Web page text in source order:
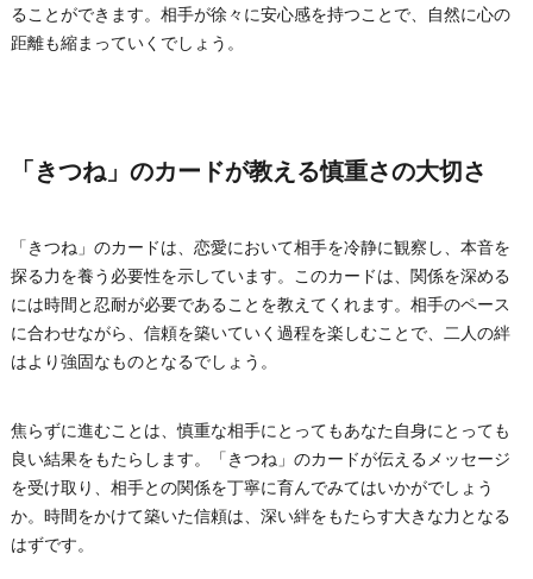
ることができます。相手が徐々に安心感を持つことで、自然に心の
距離も縮まっていくでしょう。
「きつね」のカードが教える慎重さの大切さ
「きつね」のカードは、恋愛において相手を冷静に観察し、本音を
探る力を養う必要性を示しています。このカードは、関係を深める
には時間と忍耐が必要であることを教えてくれます。相手のペース
に合わせながら、信頼を築いていく過程を楽しむことで、二人の絆
はより強固なものとなるでしょう。
焦らずに進むことは、慎重な相手にとってもあなた自身にとっても
良い結果をもたらします。「きつね」のカードが伝えるメッセージ
を受け取り、相手との関係を丁寧に育んでみてはいかがでしょう
か。時間をかけて築いた信頼は、深い絆をもたらす大きな力となる
はずです。